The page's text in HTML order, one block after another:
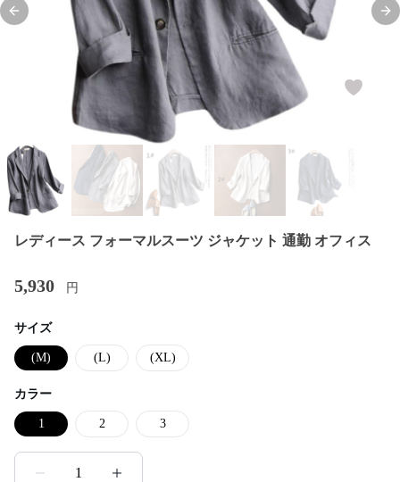
Previous slide
レディース フォーマルスーツ ジャケット 通勤 オフィス
5,930 円
サイズ
(M) (L) (XL)
カラー
1 2 3
1